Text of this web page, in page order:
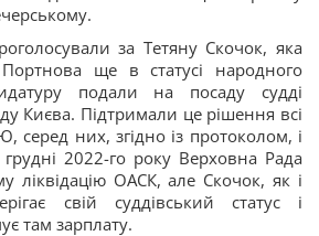
за Тетяну Скочок, яка
ще в статусі народного
подали на посаду судді
Києва. Підтримали це рішення всі
серед них, згідно із протоколом, і
2022-го року Верховна Рада
ліквідацію ОАСК, але Скочок, як і
свій суддівський статус і
там зарплату.